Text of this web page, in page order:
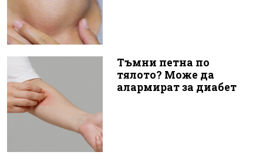
Тъмни петна по
тялото? Може да
алармират за диабет